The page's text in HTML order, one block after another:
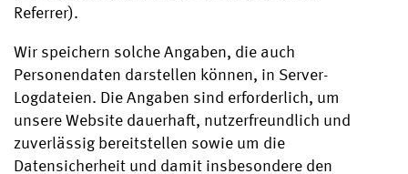
Referrer).
Wir speichern solche Angaben, die auch
Personendaten darstellen können, in Server-
Logdateien. Die Angaben sind erforderlich, um
unsere Website dauerhaft, nutzerfreundlich und
zuverlässig bereitstellen sowie um die
Datensicherheit und damit insbesondere den